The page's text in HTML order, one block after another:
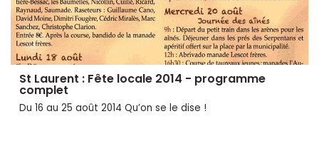
St Laurent : Fête locale 2014 - programme
complet
Du 16 au 25 août 2014 Qu’on se le dise !